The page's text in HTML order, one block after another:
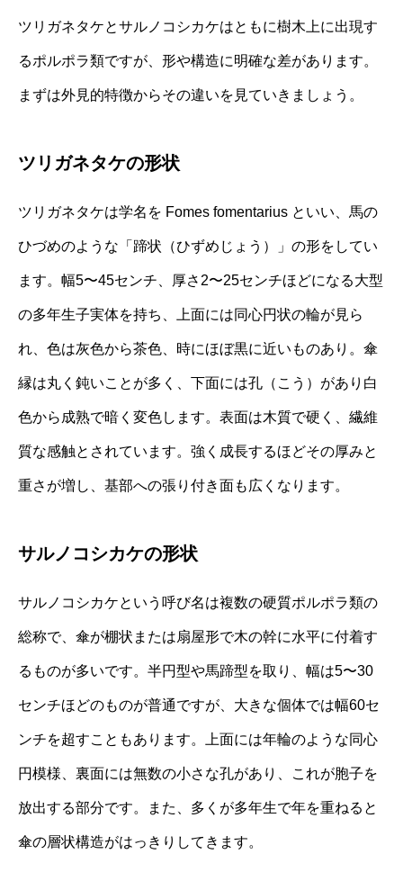
ツリガネタケとサルノコシカケはともに樹木上に出現す
るポルポラ類ですが、形や構造に明確な差があります。
まずは外見的特徴からその違いを見ていきましょう。
ツリガネタケの形状
ツリガネタケは学名を Fomes fomentarius といい、馬の
ひづめのような「蹄状（ひずめじょう）」の形をしてい
ます。幅5〜45センチ、厚さ2〜25センチほどになる大型
の多年生子実体を持ち、上面には同心円状の輪が見ら
れ、色は灰色から茶色、時にほぼ黒に近いものあり。傘
縁は丸く鈍いことが多く、下面には孔（こう）があり白
色から成熟で暗く変色します。表面は木質で硬く、繊維
質な感触とされています。強く成長するほどその厚みと
重さが増し、基部への張り付き面も広くなります。
サルノコシカケの形状
サルノコシカケという呼び名は複数の硬質ポルポラ類の
総称で、傘が棚状または扇屋形で木の幹に水平に付着す
るものが多いです。半円型や馬蹄型を取り、幅は5〜30
センチほどのものが普通ですが、大きな個体では幅60セ
ンチを超すこともあります。上面には年輪のような同心
円模様、裏面には無数の小さな孔があり、これが胞子を
放出する部分です。また、多くが多年生で年を重ねると
傘の層状構造がはっきりしてきます。